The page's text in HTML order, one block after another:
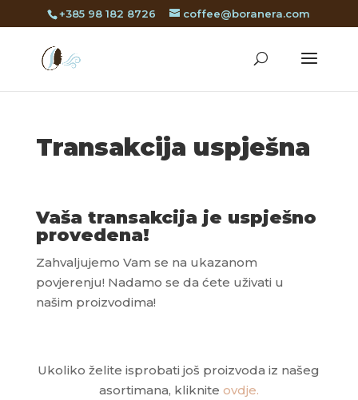
+385 98 182 8726 coffee@boranera.com
Transakcija uspješna
Vaša transakcija je uspješno
provedena!
Zahvaljujemo Vam se na ukazanom
povjerenju! Nadamo se da ćete uživati u
našim proizvodima!
Ukoliko želite isprobati još proizvoda iz našeg
asortimana, kliknite ovdje.